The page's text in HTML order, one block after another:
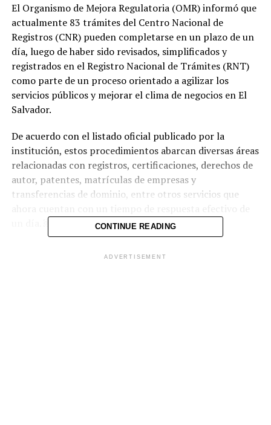
El Organismo de Mejora Regulatoria (OMR) informó que
actualmente 83 trámites del Centro Nacional de
Registros (CNR) pueden completarse en un plazo de un
día, luego de haber sido revisados, simplificados y
registrados en el Registro Nacional de Trámites (RNT)
como parte de un proceso orientado a agilizar los
servicios públicos y mejorar el clima de negocios en El
Salvador.
De acuerdo con el listado oficial publicado por la
institución, estos procedimientos abarcan diversas áreas
relacionadas con registros, certificaciones, derechos de
autor, patentes, matrículas de empresas y
transferencias de dominio, entre otros servicios que
CONTINUE READING
ADVERTISEMENT